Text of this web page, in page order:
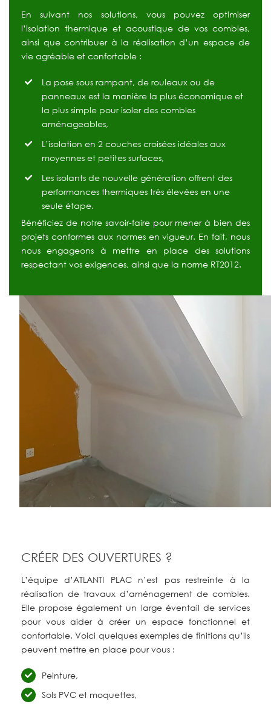
En suivant nos solutions, vous pouvez optimiser
l’isolation thermique et acoustique de vos combles,
ainsi que contribuer à la réalisation d’un espace de
vie agréable et confortable :
La pose sous rampant, de rouleaux ou de
panneaux est la manière la plus économique et
la plus simple pour isoler des combles
aménageables,
L’isolation en 2 couches croisées idéales aux
moyennes et petites surfaces,
Les isolants de nouvelle génération offrent des
performances thermiques très élevées en une
seule étape.
Bénéficiez de notre savoir-faire pour mener à bien des
projets conformes aux normes en vigueur. En fait, nous
nous engageons à mettre en place des solutions
respectant vos exigences, ainsi que la norme RT2012.
CRÉER DES OUVERTURES ?
L’équipe d’ATLANTI PLAC n’est pas restreinte à la
réalisation de travaux d’aménagement de combles.
Elle propose également un large éventail de services
pour vous aider à créer un espace fonctionnel et
confortable. Voici quelques exemples de finitions qu’ils
peuvent mettre en place pour vous :
Peinture,
Sols PVC et moquettes,